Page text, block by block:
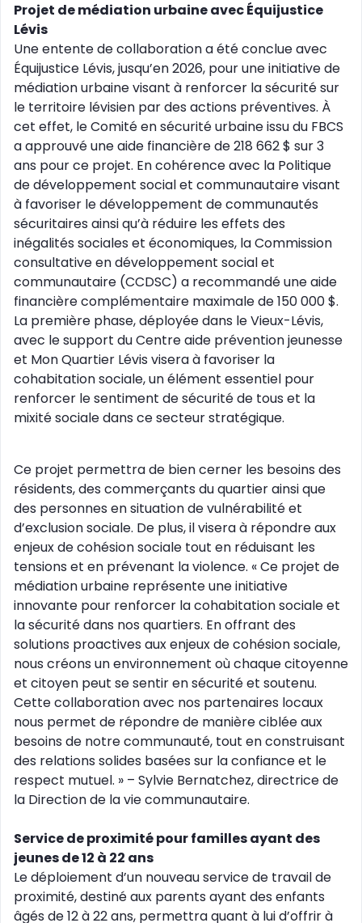
Projet de médiation urbaine avec Équijustice
Lévis
Une entente de collaboration a été conclue avec
Équijustice Lévis, jusqu’en 2026, pour une initiative de
médiation urbaine visant à renforcer la sécurité sur
le territoire lévisien par des actions préventives. À
cet effet, le Comité en sécurité urbaine issu du FBCS
a approuvé une aide financière de 218 662 $ sur 3
ans pour ce projet. En cohérence avec la Politique
de développement social et communautaire visant
à favoriser le développement de communautés
sécuritaires ainsi qu’à réduire les effets des
inégalités sociales et économiques, la Commission
consultative en développement social et
communautaire (CCDSC) a recommandé une aide
financière complémentaire maximale de 150 000 $.
La première phase, déployée dans le Vieux-Lévis,
avec le support du Centre aide prévention jeunesse
et Mon Quartier Lévis visera à favoriser la
cohabitation sociale, un élément essentiel pour
renforcer le sentiment de sécurité de tous et la
mixité sociale dans ce secteur stratégique.
Ce projet permettra de bien cerner les besoins des
résidents, des commerçants du quartier ainsi que
des personnes en situation de vulnérabilité et
d’exclusion sociale. De plus, il visera à répondre aux
enjeux de cohésion sociale tout en réduisant les
tensions et en prévenant la violence. « Ce projet de
médiation urbaine représente une initiative
innovante pour renforcer la cohabitation sociale et
la sécurité dans nos quartiers. En offrant des
solutions proactives aux enjeux de cohésion sociale,
nous créons un environnement où chaque citoyenne
et citoyen peut se sentir en sécurité et soutenu.
Cette collaboration avec nos partenaires locaux
nous permet de répondre de manière ciblée aux
besoins de notre communauté, tout en construisant
des relations solides basées sur la confiance et le
respect mutuel. » – Sylvie Bernatchez, directrice de
la Direction de la vie communautaire.
Service de proximité pour familles ayant des
jeunes de 12 à 22 ans
Le déploiement d’un nouveau service de travail de
proximité, destiné aux parents ayant des enfants
âgés de 12 à 22 ans, permettra quant à lui d’offrir à